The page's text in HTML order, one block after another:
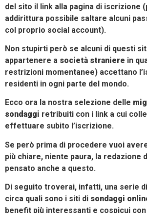
del sito il link alla pagina di iscrizione
addirittura possibile saltare alcuni
col proprio social account).
Non stupirti però se alcuni di questi
appartenere a società straniere in
restrizioni momentanee) accettano
residenti in ogni parte del mondo.
Ecco ora la nostra selezione delle
sondaggi retribuiti con i link a cui
effettuare subito l’iscrizione.
Se però prima di procedere vuoi
più chiare, niente paura, la redazione
pensato anche a questo.
Di seguito troverai, infatti, una serie
circa quali sono i siti di sondaggi
benefit più interessanti e cospicui con